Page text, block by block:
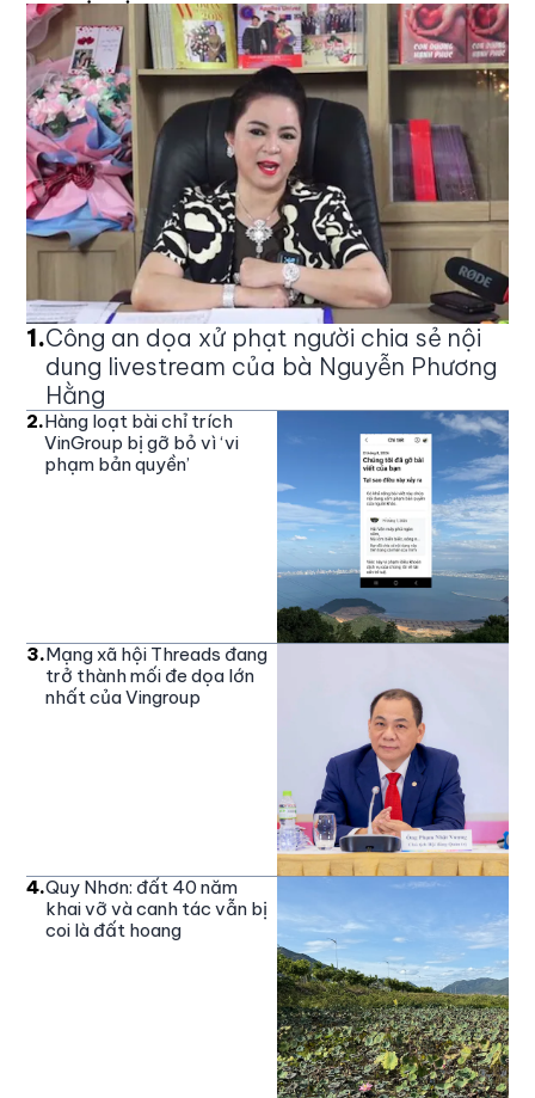
1.Công an dọa xử phạt người chia sẻ nội
dung livestream của bà Nguyễn Phương
Hằng
2.Hàng loạt bài chỉ trích
VinGroup bị gỡ bỏ vì ‘vi
phạm bản quyền’
3.Mạng xã hội Threads đang
trở thành mối đe dọa lớn
nhất của Vingroup
4.Quy Nhơn: đất 40 năm
khai vỡ và canh tác vẫn bị
coi là đất hoang